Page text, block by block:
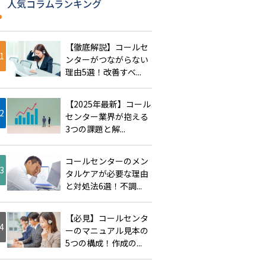
人気コラムランキング
【徹底解説】コールセ
ンターがつながらない
理由5選！改善すべ...
【2025年最新】コール
センター業界が抱える
3つの課題と解...
コールセンターのメン
タルケアが必要な理由
と対処法6選！不調...
【必見】コールセンタ
ーのマニュアル見本の
5つの構成！作成の...